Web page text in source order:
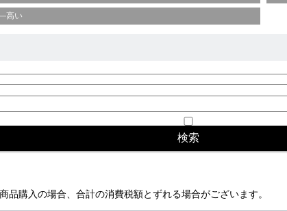
高い
購入の場合、合計の消費税額とずれる場合がございます。